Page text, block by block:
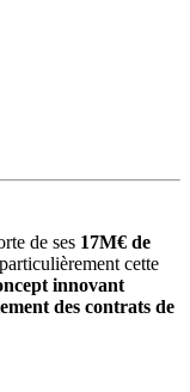
de ses 17M€ de
cette
innovant
des contrats de